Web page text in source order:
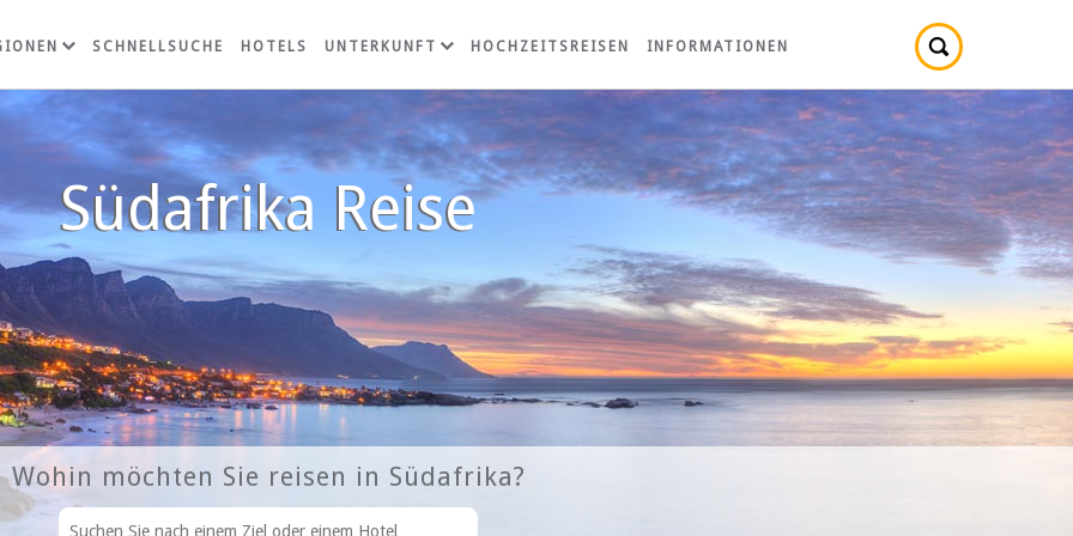
Südafrika Reise
SCHNELLSUCHE HOTELS UNTERKUNFT HOCHZEITSREISEN INFORMATIONEN
Wohin möchten Sie reisen in Südafrika?